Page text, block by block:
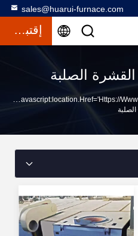
sales@huarui-furnace.com
إقتباس
الصلبة